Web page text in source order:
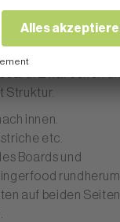
Zwar sehen die
Struktur.
innen.
etc.
Boards und
rundherum.
auf beiden Seiten